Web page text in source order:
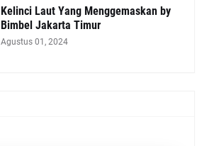
Kelinci Laut Yang Menggemaskan by
Bimbel Jakarta Timur
Agustus 01, 2024